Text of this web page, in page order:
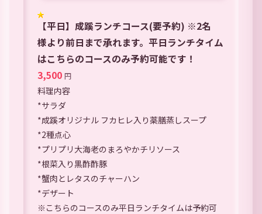
【平日】成蹊ランチコース(要予約) ※2名
様より前日まで承れます。平日ランチタイム
はこちらのコースのみ予約可能です！
3,500 円
料理内容
*サラダ
*成蹊オリジナル フカヒレ入り薬膳蒸しスープ
*2種点心
*プリプリ大海老のまろやかチリソース
*根菜入り黒酢酢豚
*蟹肉とレタスのチャーハン
*デザート
※こちらのコースのみ平日ランチタイムは予約可